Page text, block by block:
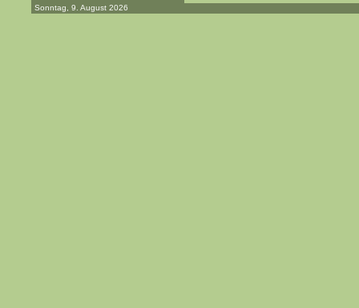
Sonntag, 9. August 2026